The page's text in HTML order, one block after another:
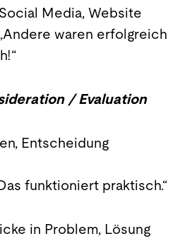
Media, Website
waren erfolgreich
/ Evaluation
Entscheidung
funktioniert praktisch.“
in Problem, Lösung